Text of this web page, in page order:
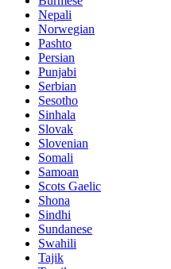
Nepali
Norwegian
Pashto
Persian
Punjabi
Serbian
Sesotho
Sinhala
Slovak
Slovenian
Somali
Samoan
Scots Gaelic
Shona
Sindhi
Sundanese
Swahili
Tajik